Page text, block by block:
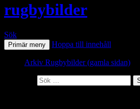
rugbybilder
Sök
Primär meny Hoppa till innehåll
Arkiv Rugbybilder (gamla sidan)